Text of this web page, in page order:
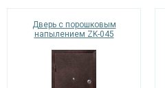
Нижний замок
цилиндровый
нажимной
Дверь с порошковым
напылением ZK-045